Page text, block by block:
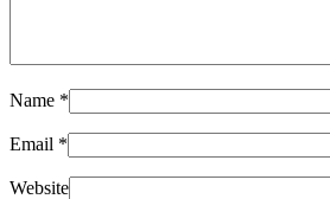
Name *
Email *
Website